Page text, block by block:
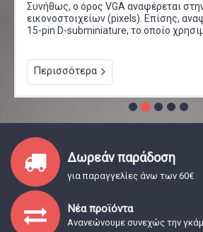
Συνήθως, ο όρος VGA αναφέρεται
εικονοστοιχείων (pixels). Επίσης,
15-pin D-subminiature, το οποίο
Περισσότερα
Δωρεάν παράδοση
για παραγγελίες άνω των 60€
Νέα προϊόντα
Ανανεώνουμε συνεχώς την